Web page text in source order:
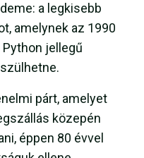
a legkisebb
amelynek az 1990
jellegű
párt, amelyet
közepén
éppen 80 évvel